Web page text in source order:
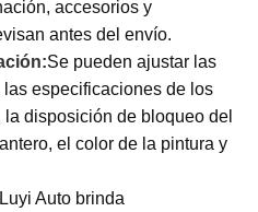
accesorios y
antes del envío.
Se pueden ajustar las
especificaciones de los
disposición de bloqueo del
el color de la pintura y
Luyi Auto brinda